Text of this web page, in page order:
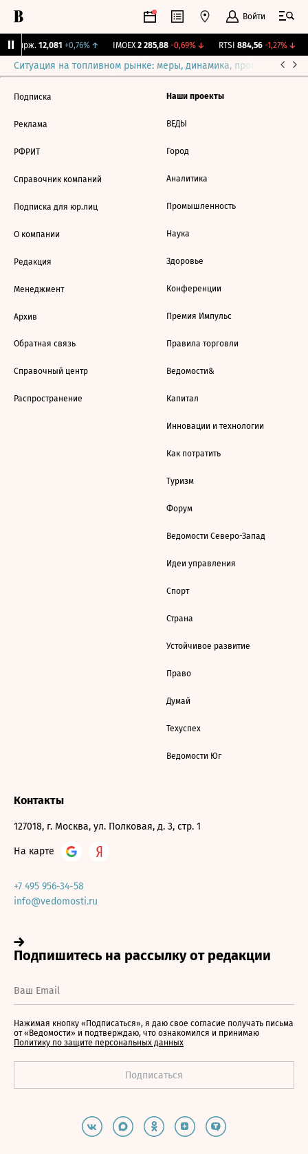
Войти
Бирж. 12,081 +0,76%↑ IMOEX 2 285,88 -0,69%↓ RTSI 884,56 -1,27%↓
Ситуация на топливном рынке: меры, динамика, прогнозы
Подписка
Реклама
РФРИТ
Справочник компаний
Подписка для юр.лиц
О компании
Редакция
Менеджмент
Архив
Обратная связь
Справочный центр
Распространение
Наши проекты
ВЕДЫ
Город
Аналитика
Промышленность
Наука
Здоровье
Конференции
Премия Импульс
Правила торговли
Ведомости&
Капитал
Инновации и технологии
Как потратить
Туризм
Форум
Ведомости Северо-Запад
Идеи управления
Спорт
Страна
Устойчивое развитие
Право
Думай
Техуспех
Ведомости Юг
Контакты
127018, г. Москва, ул. Полковая, д. 3, стр. 1
На карте
+7 495 956-34-58
info@vedomosti.ru
Нажимая кнопку «Подписаться», я даю свое согласие получать письма
от «Ведомости» и подтверждаю, что ознакомился и принимаю
Политику по защите персональных данных